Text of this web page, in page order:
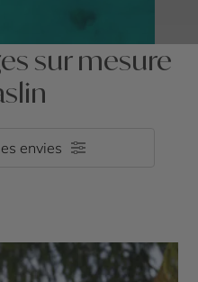
sur mesure
envies